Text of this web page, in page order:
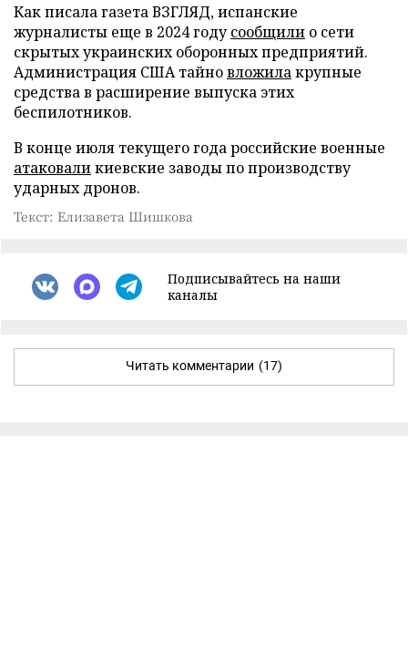
Как писала газета ВЗГЛЯД, испанские
журналисты еще в 2024 годусообщили о сети
скрытых украинских оборонных предприятий.
Администрация США тайновложилакрупные
средства в расширение выпуска этих
беспилотников.
В конце июля текущего года российские военные
атаковаликиевские заводы по производству
ударных дронов.
Текст: Елизавета Шишкова
Подписывайтесь на наши
каналы
Читать комментарии (17)